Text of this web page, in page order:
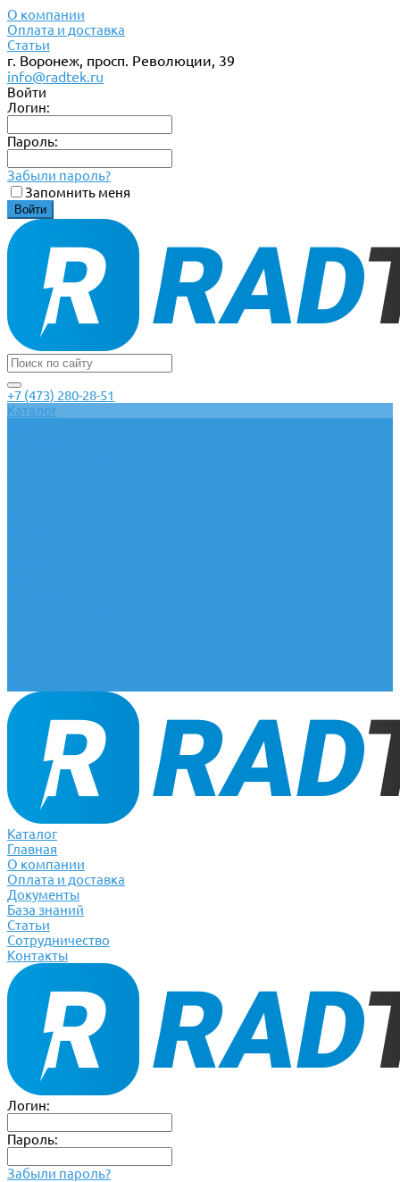
О компании
Оплата и доставка
Статьи
г. Воронеж, просп. Революции, 39
info@radtek.ru
Войти
Логин:
Пароль:
Забыли пароль?
Запомнить меня
+7 (473) 280-28-51
Каталог
Каталог
Главная
О компании
Оплата и доставка
Документы
База знаний
Статьи
Сотрудничество
Контакты
Логин:
Пароль:
Забыли пароль?